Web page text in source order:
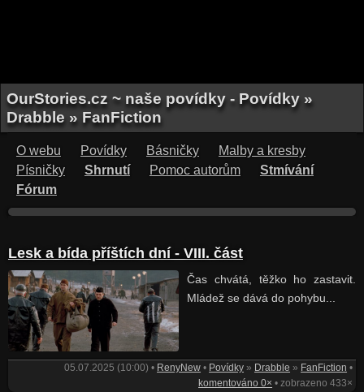
OurStories.cz ~ naše povídky - Povídky »
Drabble » FanFiction
O webu Povídky Básničky
Malby a kresby
Písničky
Shrnutí Pomoc autorům
Stmívání
Fórum
Lesk a bída příštích dní - VIII. část
Čas chvátá, těžko ho zastavit.
Mládež se dává do pohybu...
05.07.2025 (10:00) • RenyNew • Povídky » Drabble » FanFiction •
komentováno 0× • zobrazeno 433×